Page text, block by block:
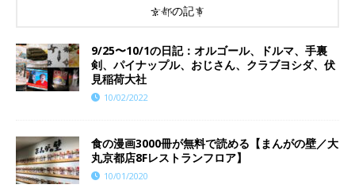
京都の記事
9/25〜10/1の日記：オルゴール、ドルマ、手裏
剣、パイナップル、おじさん、クラブヨシダ、伏
見稲荷大社
10/02/2022
食の漫画3000冊が無料で読める【まんがの壁／大
丸京都店8Fレストランフロア】
10/01/2020